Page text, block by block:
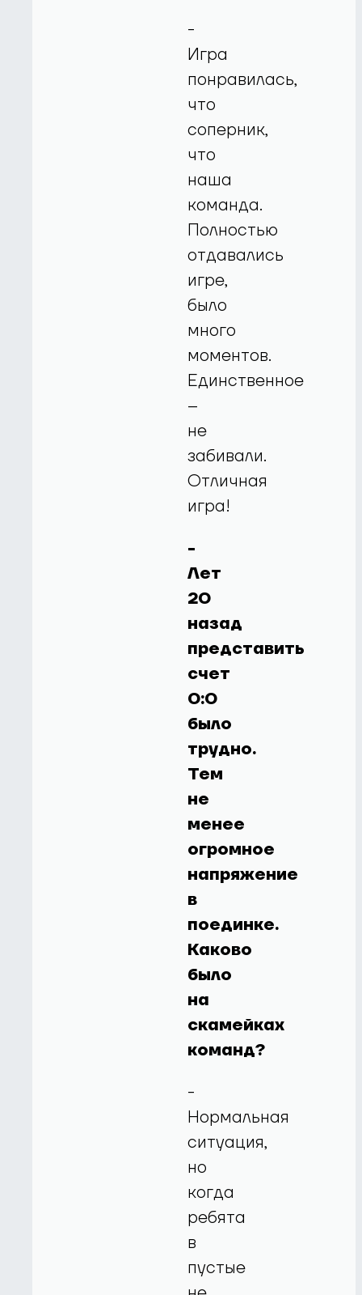
-
Игра
понравилась,
что
соперник,
что
наша
команда.
Полностью
отдавались
игре,
было
много
моментов.
Единственное
–
не
забивали.
Отличная
игра!
-
Лет
20
назад
представить
счет
0:0
было
трудно.
Тем
не
менее
огромное
напряжение
в
поединке.
Каково
было
на
скамейках
команд?
-
Нормальная
ситуация,
но
когда
ребята
в
пустые